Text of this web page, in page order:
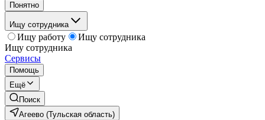
Понятно
Ищу сотрудника
Ищу работу
Ищу сотрудника
Ищу сотрудника
Сервисы
Помощь
Ещё
Поиск
Агеево (Тульская область)